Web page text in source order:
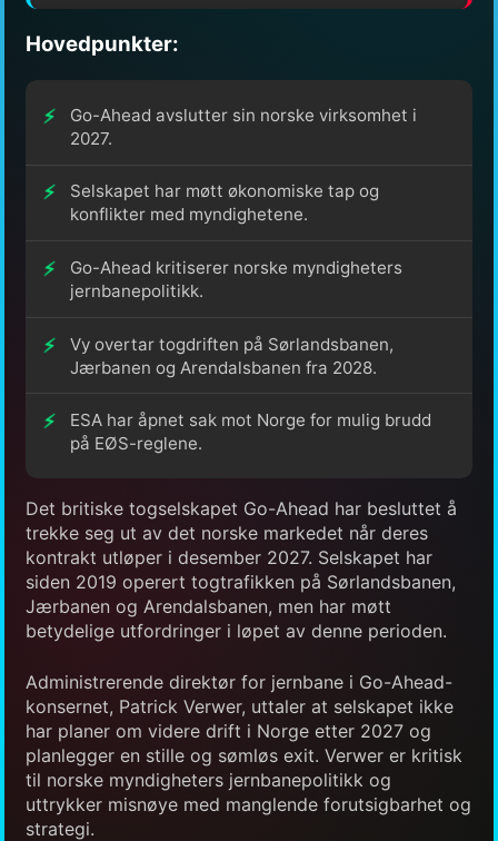
Hovedpunkter:
Go-Ahead avslutter sin norske virksomhet i
2027.
Selskapet har møtt økonomiske tap og
konflikter med myndighetene.
Go-Ahead kritiserer norske myndigheters
jernbanepolitikk.
Vy overtar togdriften på Sørlandsbanen,
Jærbanen og Arendalsbanen fra 2028.
ESA har åpnet sak mot Norge for mulig brudd
på EØS-reglene.
Det britiske togselskapet Go-Ahead har besluttet å
trekke seg ut av det norske markedet når deres
kontrakt utløper i desember 2027. Selskapet har
siden 2019 operert togtrafikken på Sørlandsbanen,
Jærbanen og Arendalsbanen, men har møtt
betydelige utfordringer i løpet av denne perioden.
Administrerende direktør for jernbane i Go-Ahead-
konsernet, Patrick Verwer, uttaler at selskapet ikke
har planer om videre drift i Norge etter 2027 og
planlegger en stille og sømløs exit. Verwer er kritisk
til norske myndigheters jernbanepolitikk og
uttrykker misnøye med manglende forutsigbarhet og
strategi.